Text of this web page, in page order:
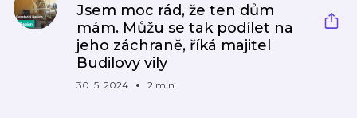
Jsem moc rád, že ten dům
mám. Můžu se tak podílet na
jeho záchraně, říká majitel
Budilovy vily
30. 5. 2024 2 min